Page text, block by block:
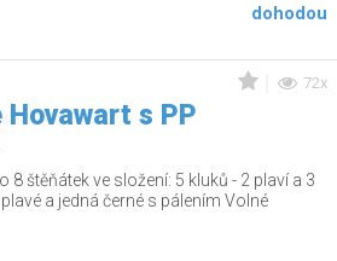
dohodou
72x
s PP
8 štěňátek ve složení: 5 kluků - 2 plaví a 3
a jedná černé s pálením Volné